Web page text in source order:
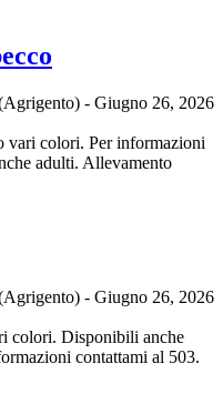
- Giugno 26, 2026
vari colori. Per informazioni
adulti. Allevamento
- Giugno 26, 2026
colori. Disponibili anche
contattami al 503.